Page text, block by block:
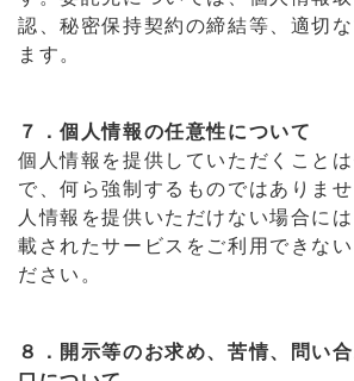
認、秘密保持契約の締結等、適切
ます。
７．個人情報の任意性について
個人情報を提供していただくこと
で、何ら強制するものではありま
人情報を提供いただけない場合に
載されたサービスをご利用できない
ださい。
８．開示等のお求め、苦情、問い